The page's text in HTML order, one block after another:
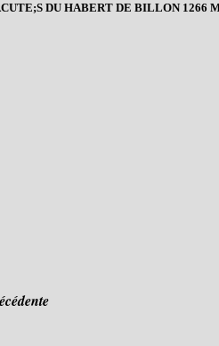
DU HABERT DE BILLON 1266